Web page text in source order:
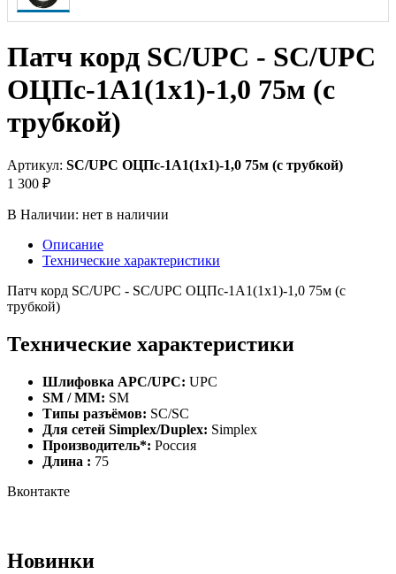
Патч корд SC/UPC - SC/UPC
ОЦПс-1А1(1х1)-1,0 75м (с
трубкой)
Артикул: SC/UPC ОЦПс-1А1(1х1)-1,0 75м (с трубкой)
1 300 ₽
В Наличии: нет в наличии
Описание
Технические характеристики
Патч корд SC/UPC - SC/UPC ОЦПс-1А1(1х1)-1,0 75м (с
трубкой)
Технические характеристики
Шлифовка APC/UPC: UPC
SM / MM: SM
Типы разъёмов: SC/SC
Для сетей Simplex/Duplex: Simplex
Производитель*: Россия
Длина : 75
Вконтакте
Новинки